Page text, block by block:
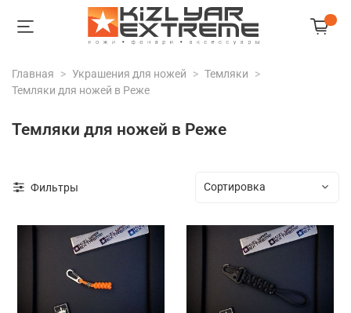
Главная Украшения для ножей
Темляки
Темляки для ножей в Реже
Темляки для ножей в Реже
Фильтры